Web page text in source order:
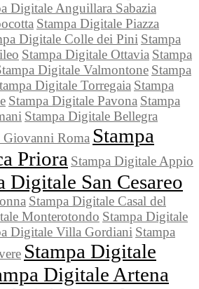
Digitale Anguillara Sabazia
Stampa Digitale Piazza
Digitale Colle dei Pini Stampa
Stampa Digitale Ottavia Stampa
Digitale Valmontone Stampa
Digitale Torregaia Stampa
Stampa Digitale Pavona Stampa
Stampa Digitale Bellegra
Giovanni Roma Stampa
Priora Stampa Digitale Appio
Digitale San Cesareo
Stampa Digitale Casal del
Monterotondo Stampa Digitale
Digitale Villa Gordiani Stampa
Stampa Digitale
Digitale Artena